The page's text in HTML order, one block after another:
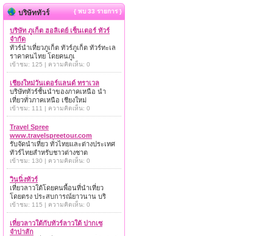
บริษัททัวร์ { พบ 33 รายการ }
บริษัท ภูเก็ต ฮอลิเดย์ เซ็นเตอร์ ทัวร์
จำกัด
ทัวร์นำเที่ยวภูเก็ต ทัวร์ภูเก็ต ทัวร์ทะเล
ราคาคนไทย โดยคนภูเ
เข้าชม: 125 | ความคิดเห็น: 0
เชียงใหม่วันเดอร์แลนด์ ทราเวล
บริษัททัวร์ชั้นนำของภาคเหนือ นำ
เที่ยวทั่วภาคเหนือ เชียงใหม่
เข้าชม: 111 | ความคิดเห็น: 0
Travel Spree
www.travelspreetour.com
รับจัดนำเที่ยว ทั่วไทยและต่างประเทศ
ทัวร์ไทยสำหรับชาวต่างชาต
เข้าชม: 130 | ความคิดเห็น: 0
วินนิ่งทัวร์
เที่ยวลาวใต้โดยคนพื้อนที่นำเที่ยว
โดยตรง ประสบการณ์ยาวนาน บริ
เข้าชม: 115 | ความคิดเห็น: 0
เที่ยวลาวใต้กับทัวร์ลาวใต้ ปากเซ
จำปาสัก